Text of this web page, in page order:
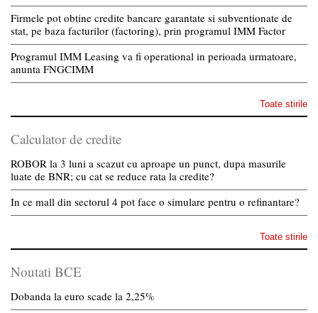
Firmele pot obtine credite bancare garantate si subventionate de
stat, pe baza facturilor (factoring), prin programul IMM Factor
Programul IMM Leasing va fi operational in perioada urmatoare,
anunta FNGCIMM
Toate stirile
Calculator de credite
ROBOR la 3 luni a scazut cu aproape un punct, dupa masurile
luate de BNR; cu cat se reduce rata la credite?
In ce mall din sectorul 4 pot face o simulare pentru o refinantare?
Toate stirile
Noutati BCE
Dobanda la euro scade la 2,25%